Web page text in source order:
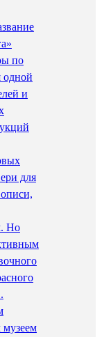
по
одной
и
для
Но